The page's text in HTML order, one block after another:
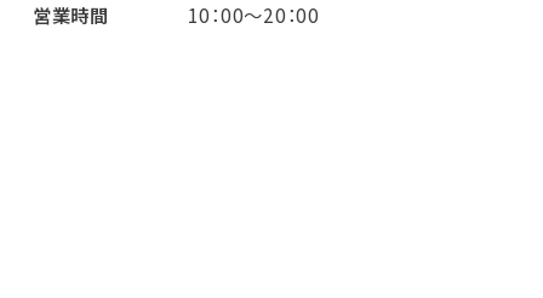
営業時間
10：00～20：00